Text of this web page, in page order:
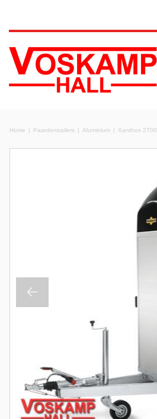
Home Paardentrailers Aluminium Xanthos 2700